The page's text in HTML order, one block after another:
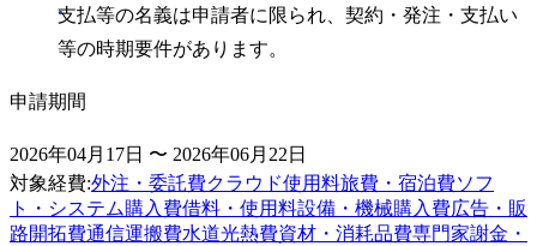
支払等の名義は申請者に限られ、契約・発注・支払い
等の時期要件があります。
申請期間
2026年04月17日 〜 2026年06月22日
対象経費:外注・委託費クラウド使用料旅費・宿泊費ソフ
ト・システム購入費借料・使用料設備・機械購入費広告・販
路開拓費通信運搬費水道光熱費資材・消耗品費専門家謝金・